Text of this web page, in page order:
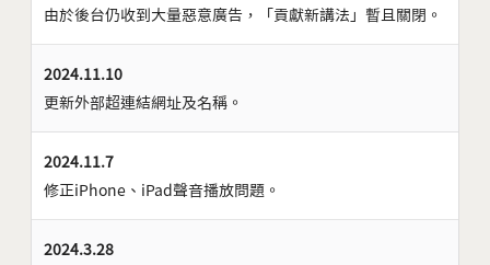
由於後台仍收到大量惡意廣告，「貢獻新講法」暫且關閉。
2024.11.10
更新外部超連結網址及名稱。
2024.11.7
修正iPhone、iPad聲音播放問題。
2024.3.28